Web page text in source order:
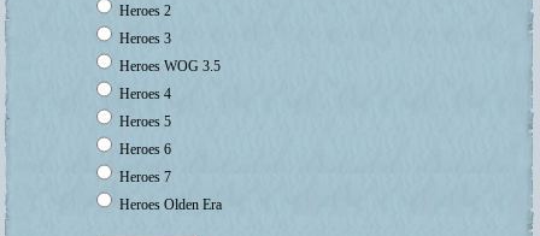
Heroes 2
Heroes 3
Heroes WOG 3.5
Heroes 4
Heroes 5
Heroes 6
Heroes 7
Heroes Olden Era